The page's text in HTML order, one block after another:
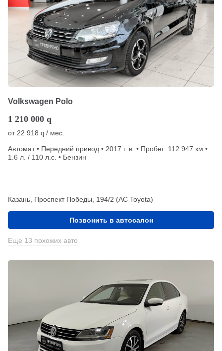
Volkswagen Polo
1 210 000 q
от 22 918 q / мес.
Автомат • Передний привод • 2017 г. в. • Пробег: 112 947 км •
1.6 л. / 110 л.с. • Бензин
Казань, Проспект Победы, 194/2 (АС Toyota)
Позвонить в автосалон
Еще 13 похожих авто